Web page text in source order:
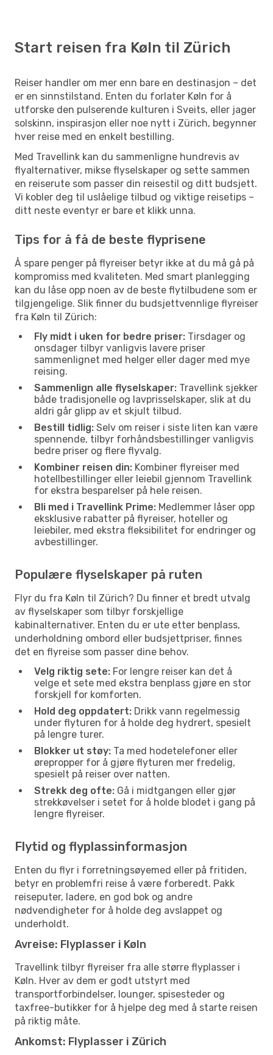
Start reisen fra Køln til Zürich
Reiser handler om mer enn bare en destinasjon – det
er en sinnstilstand. Enten du forlater Køln for å
utforske den pulserende kulturen i Sveits, eller jager
solskinn, inspirasjon eller noe nytt i Zürich, begynner
hver reise med en enkelt bestilling.
Med Travellink kan du sammenligne hundrevis av
flyalternativer, mikse flyselskaper og sette sammen
en reiserute som passer din reisestil og ditt budsjett.
Vi kobler deg til uslåelige tilbud og viktige reisetips –
ditt neste eventyr er bare et klikk unna.
Tips for å få de beste flyprisene
Å spare penger på flyreiser betyr ikke at du må gå på
kompromiss med kvaliteten. Med smart planlegging
kan du låse opp noen av de beste flytilbudene som er
tilgjengelige. Slik finner du budsjettvennlige flyreiser
fra Køln til Zürich:
Fly midt i uken for bedre priser: Tirsdager og
onsdager tilbyr vanligvis lavere priser
sammenlignet med helger eller dager med mye
reising.
Sammenlign alle flyselskaper: Travellink sjekker
både tradisjonelle og lavprisselskaper, slik at du
aldri går glipp av et skjult tilbud.
Bestill tidlig: Selv om reiser i siste liten kan være
spennende, tilbyr forhåndsbestillinger vanligvis
bedre priser og flere flyvalg.
Kombiner reisen din: Kombiner flyreiser med
hotellbestillinger eller leiebil gjennom Travellink
for ekstra besparelser på hele reisen.
Bli med i Travellink Prime: Medlemmer låser opp
eksklusive rabatter på flyreiser, hoteller og
leiebiler, med ekstra fleksibilitet for endringer og
avbestillinger.
Populære flyselskaper på ruten
Flyr du fra Køln til Zürich? Du finner et bredt utvalg
av flyselskaper som tilbyr forskjellige
kabinalternativer. Enten du er ute etter benplass,
underholdning ombord eller budsjettpriser, finnes
det en flyreise som passer dine behov.
Velg riktig sete: For lengre reiser kan det å
velge et sete med ekstra benplass gjøre en stor
forskjell for komforten.
Hold deg oppdatert: Drikk vann regelmessig
under flyturen for å holde deg hydrert, spesielt
på lengre turer.
Blokker ut støy: Ta med hodetelefoner eller
ørepropper for å gjøre flyturen mer fredelig,
spesielt på reiser over natten.
Strekk deg ofte: Gå i midtgangen eller gjør
strekkøvelser i setet for å holde blodet i gang på
lengre flyreiser.
Flytid og flyplassinformasjon
Enten du flyr i forretningsøyemed eller på fritiden,
betyr en problemfri reise å være forberedt. Pakk
reiseputer, ladere, en god bok og andre
nødvendigheter for å holde deg avslappet og
underholdt.
Avreise: Flyplasser i Køln
Travellink tilbyr flyreiser fra alle større flyplasser i
Køln. Hver av dem er godt utstyrt med
transportforbindelser, lounger, spisesteder og
taxfree-butikker for å hjelpe deg med å starte reisen
på riktig måte.
Ankomst: Flyplasser i Zürich